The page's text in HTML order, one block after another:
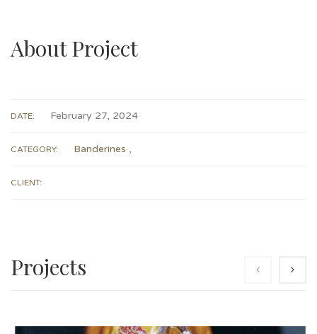
About Project
DATE: February 27, 2024
CATEGORY: Banderines ,
CLIENT:
Projects